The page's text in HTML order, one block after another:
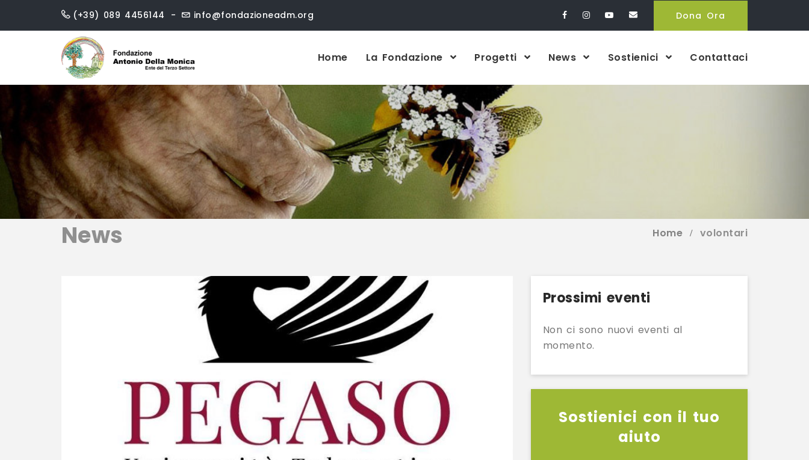
(+39) 089 4456144 info@fondazioneadm.org Dona Ora
Home La Fondazione Progetti News Sostienici Contattaci
News Home volontari
Prossimi eventi
Non ci sono nuovi eventi al
momento.
Sostienici con il tuo
aiuto